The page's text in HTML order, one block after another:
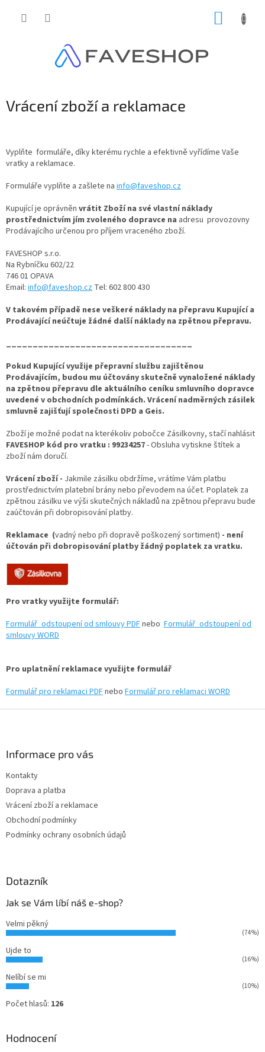
Vrácení zboží a reklamace
Vyplňte formuláře, díky kterému rychle a efektivně vyřídíme Vaše
vratky a reklamace.
Formuláře vyplňte a zašlete na info@faveshop.cz
Kupující je oprávněn vrátit Zboží na své vlastní náklady
prostřednictvím jím zvoleného dopravce na adresu provozovny
Prodávajícího určenou pro příjem vraceného zboží.
FAVESHOP s.r.o.
Na Rybníčku 602/22
746 01 OPAVA
Email: info@faveshop.cz Tel: 602 800 430
V takovém případě nese veškeré náklady na přepravu Kupující a
Prodávající neúčtuje žádné další náklady na zpětnou přepravu.
___________________________________
Pokud Kupující využije přepravní službu zajištěnou
Prodávajícím, budou mu účtovány skutečně vynaložené náklady
na zpětnou přepravu dle aktuálního ceníku smluvního dopravce
uvedené v obchodních podmínkách. Vrácení nadměrných zásilek
smluvně zajišťují společnosti DPD a Geis.
Zboží je možné podat na kterékoliv pobočce Zásilkovny, stačí nahlásit
FAVESHOP kód pro vratku : 99234257- Obsluha vytiskne štítek a
zboží nám doručí.
Vrácení zboží - Jakmile zásilku obdržíme, vrátíme Vám platbu
prostřednictvím platební brány nebo převodem na účet. Poplatek za
zpětnou zásilku ve výši skutečných nákladů na zpětnou přepravu bude
zaúčtován při dobropisování platby.
Reklamace (vadný nebo při dopravě poškozený sortiment) - není
účtován při dobropisování platby žádný poplatek za vratku.
Pro vratky využijte formulář:
Formulář_odstoupení od smlouvy PDFnebo Formulář_odstoupení od
smlouvy WORD
Pro uplatnění reklamace využijte formulář
Formulář pro reklamaci PDFnebo Formulář pro reklamaci WORD
Informace pro vás
Kontakty
Doprava a platba
Vrácení zboží a reklamace
Obchodní podmínky
Podmínky ochrany osobních údajů
Dotazník
Jak se Vám líbí náš e-shop?
Velmi pěkný
(74%)
Ujde to
(16%)
Nelíbí se mi
(10%)
Počet hlasů: 126
Hodnocení